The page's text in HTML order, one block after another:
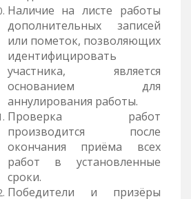
Наличие на листе работы
дополнительных записей
или пометок, позволяющих
идентифицировать
участника, является
основанием для
аннулирования работы.
Проверка работ
производится после
окончания приёма всех
работ в установленные
сроки.
Победители и призёры